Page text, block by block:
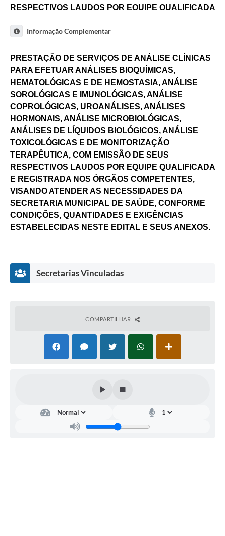
RESPECTIVOS LAUDOS POR EQUIPE QUALIFICADA
VISANDO ATENDER AS NECESSIDADES DA
CONDIÇÕES, QUANTIDADES E EXIGÊNCIAS
ESTABELECIDAS NESTE EDITAL E SEUS ANEXOS.
Informação Complementar
PRESTAÇÃO DE SERVIÇOS DE ANÁLISE CLÍNICAS
PARA EFETUAR ANÁLISES BIOQUÍMICAS,
HEMATOLÓGICAS E DE HEMOSTASIA, ANÁLISE
SOROLÓGICAS E IMUNOLÓGICAS, ANÁLISE
COPROLÓGICAS, UROANÁLISES, ANÁLISES
HORMONAIS, ANÁLISE MICROBIOLÓGICAS,
ANÁLISES DE LÍQUIDOS BIOLÓGICOS, ANÁLISE
TOXICOLÓGICAS E DE MONITORIZAÇÃO
TERAPÊUTICA, COM EMISSÃO DE SEUS
RESPECTIVOS LAUDOS POR EQUIPE QUALIFICADA
E REGISTRADA NOS ÓRGÃOS COMPETENTES,
VISANDO ATENDER AS NECESSIDADES DA
SECRETARIA MUNICIPAL DE SAÚDE, CONFORME
CONDIÇÕES, QUANTIDADES E EXIGÊNCIAS
ESTABELECIDAS NESTE EDITAL E SEUS ANEXOS.
Secretarias Vinculadas
Municipal
COMPARTILHAR